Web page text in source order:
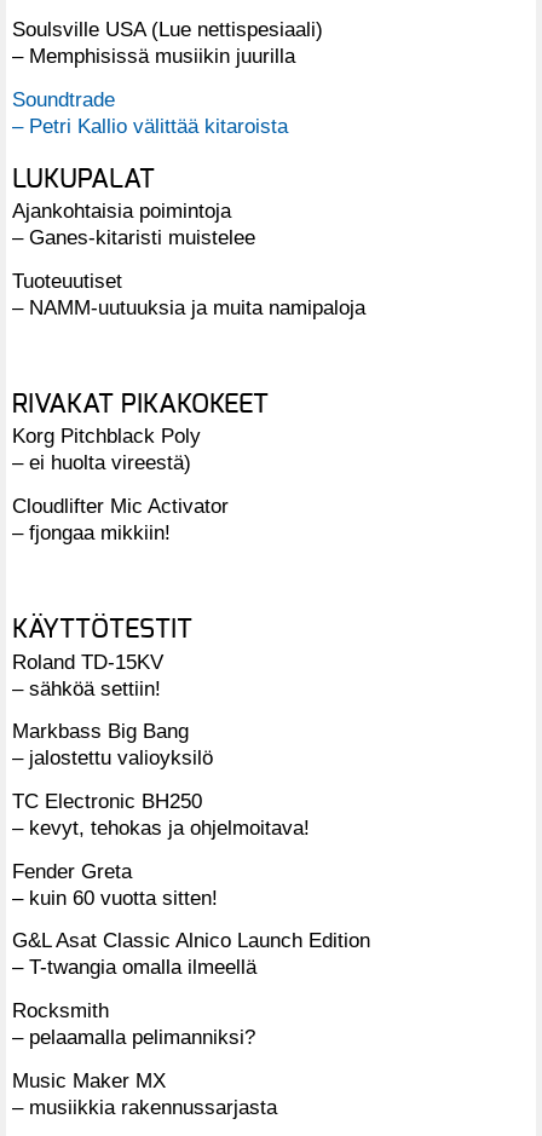
Soulsville USA (Lue nettispesiaali)
– Memphisissä musiikin juurilla
Soundtrade
– Petri Kallio välittää kitaroista
LUKUPALAT
Ajankohtaisia poimintoja
– Ganes-kitaristi muistelee
Tuoteuutiset
– NAMM-uutuuksia ja muita namipaloja
RIVAKAT PIKAKOKEET
Korg Pitchblack Poly
– ei huolta vireestä)
Cloudlifter Mic Activator
– fjongaa mikkiin!
KÄYTTÖTESTIT
Roland TD-15KV
– sähköä settiin!
Markbass Big Bang
– jalostettu valioyksilö
TC Electronic BH250
– kevyt, tehokas ja ohjelmoitava!
Fender Greta
– kuin 60 vuotta sitten!
G&L Asat Classic Alnico Launch Edition
– T-twangia omalla ilmeellä
Rocksmith
– pelaamalla pelimanniksi?
Music Maker MX
– musiikkia rakennussarjasta